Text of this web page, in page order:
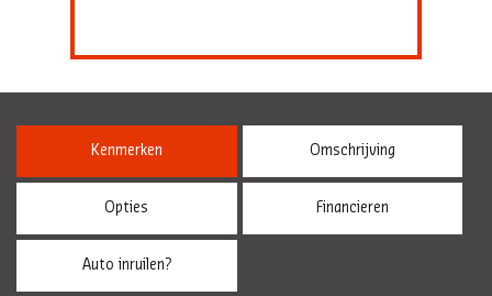
Kenmerken Omschrijving
Opties Financieren
Auto inruilen?